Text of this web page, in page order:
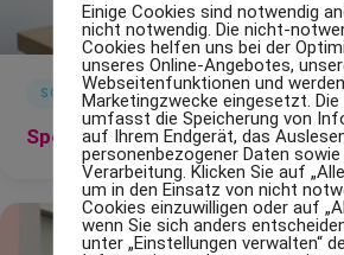
SOCIAL
Spezialdruck im Lohndruck Folge
Einige Cookies sind notwendig
nicht notwendig. Die nicht-
Cookies helfen uns bei der
unseres Online-Angebotes,
Webseitenfunktionen und
Marketingzwecke eingesetzt. Die
umfasst die Speicherung von
auf Ihrem Endgerät, das
personenbezogener Daten sowie
Verarbeitung. Klicken Sie auf
um in den Einsatz von nicht
Cookies einzuwilligen oder auf
wenn Sie sich anders
unter „Einstellungen verwalten“